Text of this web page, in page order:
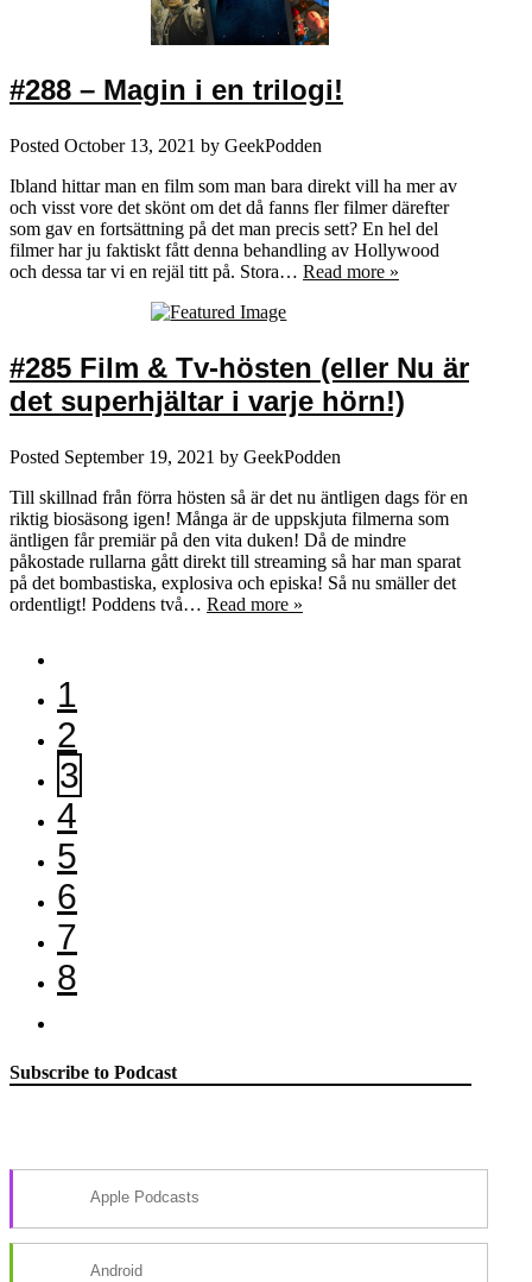
#288 – Magin i en trilogi!
Posted October 13, 2021 by GeekPodden
Ibland hittar man en film som man bara direkt vill ha mer av
och visst vore det skönt om det då fanns fler filmer därefter
som gav en fortsättning på det man precis sett? En hel del
filmer har ju faktiskt fått denna behandling av Hollywood
och dessa tar vi en rejäl titt på. Stora… Read more »
#285 Film & Tv-hösten (eller Nu är
det superhjältar i varje hörn!)
Posted September 19, 2021 by GeekPodden
Till skillnad från förra hösten så är det nu äntligen dags för en
riktig biosäsong igen! Många är de uppskjuta filmerna som
äntligen får premiär på den vita duken! Då de mindre
påkostade rullarna gått direkt till streaming så har man sparat
på det bombastiska, explosiva och episka! Så nu smäller det
ordentligt! Poddens två… Read more »
1
2
3
4
5
6
7
8
Subscribe to Podcast
Apple Podcasts
Android